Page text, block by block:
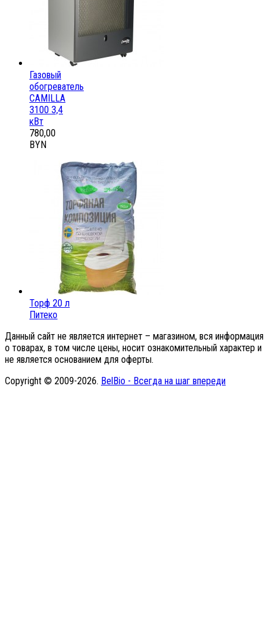
Газовый
обогреватель
CAMILLA
3100 3,4
кВт
780,00
BYN
Торф 20 л
Питеко
Данный сайт не является интернет – магазином, вся информация
о товарах, в том числе цены, носит ознакомительный характер и
не является основанием для оферты.
Copyright © 2009-2026. BelBio - Всегда на шаг впереди